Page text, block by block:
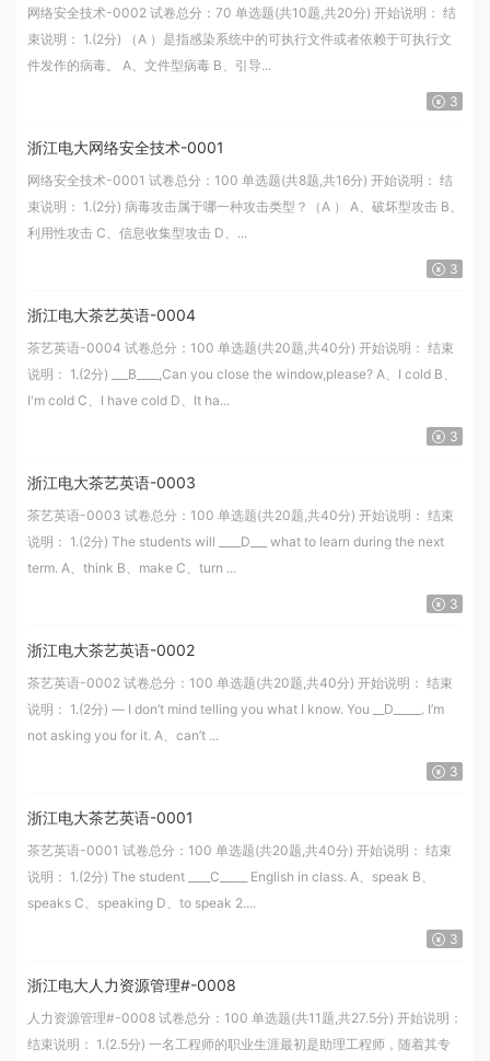
网络安全技术-0002 试卷总分：70 单选题(共10题,共20分) 开始说明： 结
束说明： 1.(2分) （A ）是指感染系统中的可执行文件或者依赖于可执行文
件发作的病毒。 A、文件型病毒 B、引导...
3
浙江电大网络安全技术-0001
网络安全技术-0001 试卷总分：100 单选题(共8题,共16分) 开始说明： 结
束说明： 1.(2分) 病毒攻击属于哪一种攻击类型？（A ） A、破坏型攻击 B、
利用性攻击 C、信息收集型攻击 D、...
3
浙江电大茶艺英语-0004
茶艺英语-0004 试卷总分：100 单选题(共20题,共40分) 开始说明： 结束
说明： 1.(2分) ___B____,Can you close the window,please? A、I cold B、
I'm cold C、I have cold D、It ha...
3
浙江电大茶艺英语-0003
茶艺英语-0003 试卷总分：100 单选题(共20题,共40分) 开始说明： 结束
说明： 1.(2分) The students will ____D___ what to learn during the next
term. A、think B、make C、turn ...
3
浙江电大茶艺英语-0002
茶艺英语-0002 试卷总分：100 单选题(共20题,共40分) 开始说明： 结束
说明： 1.(2分) — I don’t mind telling you what I know. You __D_____. I’m
not asking you for it. A、can’t ...
3
浙江电大茶艺英语-0001
茶艺英语-0001 试卷总分：100 单选题(共20题,共40分) 开始说明： 结束
说明： 1.(2分) The student ____C_____ English in class. A、speak B、
speaks C、speaking D、to speak 2....
3
浙江电大人力资源管理#-0008
人力资源管理#-0008 试卷总分：100 单选题(共11题,共27.5分) 开始说明：
结束说明： 1.(2.5分) 一名工程师的职业生涯最初是助理工程师，随着其专